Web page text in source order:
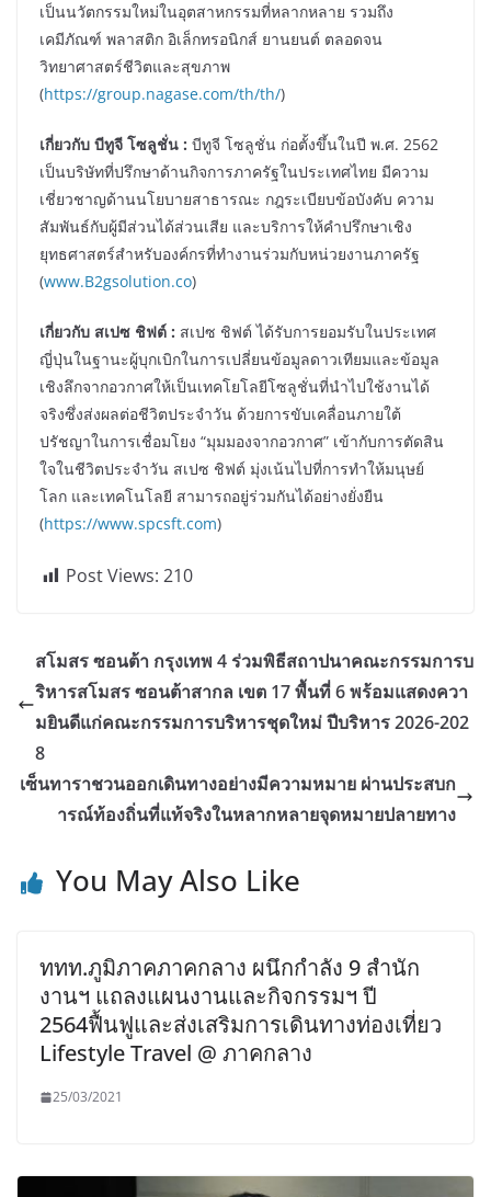
เป็นนวัตกรรมใหม่ในอุตสาหกรรมที่หลากหลาย รวมถึง
เคมีภัณฑ์ พลาสติก อิเล็กทรอนิกส์ ยานยนต์ ตลอดจน
วิทยาศาสตร์ชีวิตและสุขภาพ
(https://group.nagase.com/th/th/)
เกี่ยวกับ บีทูจี โซลูชั่น : บีทูจี โซลูชั่น ก่อตั้งขึ้นในปี พ.ศ. 2562
เป็นบริษัทที่ปรึกษาด้านกิจการภาครัฐในประเทศไทย มีความ
เชี่ยวชาญด้านนโยบายสาธารณะ กฎระเบียบข้อบังคับ ความ
สัมพันธ์กับผู้มีส่วนได้ส่วนเสีย และบริการให้คำปรึกษาเชิง
ยุทธศาสตร์สำหรับองค์กรที่ทำงานร่วมกับหน่วยงานภาครัฐ
(www.B2gsolution.co)
เกี่ยวกับ สเปซ ชิฟต์ : สเปซ ชิฟต์ ได้รับการยอมรับในประเทศ
ญี่ปุ่นในฐานะผู้บุกเบิกในการเปลี่ยนข้อมูลดาวเทียมและข้อมูล
เชิงลึกจากอวกาศให้เป็นเทคโยโลยีโซลูชั่นที่นำไปใช้งานได้
จริงซึ่งส่งผลต่อชีวิตประจำวัน ด้วยการขับเคลื่อนภายใต้
ปรัชญาในการเชื่อมโยง “มุมมองจากอวกาศ” เข้ากับการตัดสิน
ใจในชีวิตประจำวัน สเปซ ชิฟต์ มุ่งเน้นไปที่การทำให้มนุษย์
โลก และเทคโนโลยี สามารถอยู่ร่วมกันได้อย่างยั่งยืน
(https://www.spcsft.com)
Post Views: 210
สโมสร ซอนต้า กรุงเทพ 4 ร่วมพิธีสถาปนาคณะกรรมการบ
ริหารสโมสร ซอนต้าสากล เขต 17 พื้นที่ 6 พร้อมแสดงควา
มยินดีแก่คณะกรรมการบริหารชุดใหม่ ปีบริหาร 2026-202
8
เซ็นทาราชวนออกเดินทางอย่างมีความหมาย ผ่านประสบก
ารณ์ท้องถิ่นที่แท้จริงในหลากหลายจุดหมายปลายทาง
You May Also Like
ททท.ภูมิภาคภาคกลาง ผนึกกำลัง 9 สำนัก
งานฯ แถลงแผนงานและกิจกรรมฯ ปี
2564ฟื้นฟูและส่งเสริมการเดินทางท่องเที่ยว
Lifestyle Travel @ ภาคกลาง
25/03/2021